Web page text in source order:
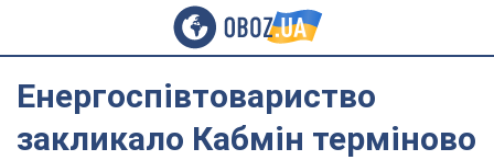
Енергоспівтовариство
закликало Кабмін терміново